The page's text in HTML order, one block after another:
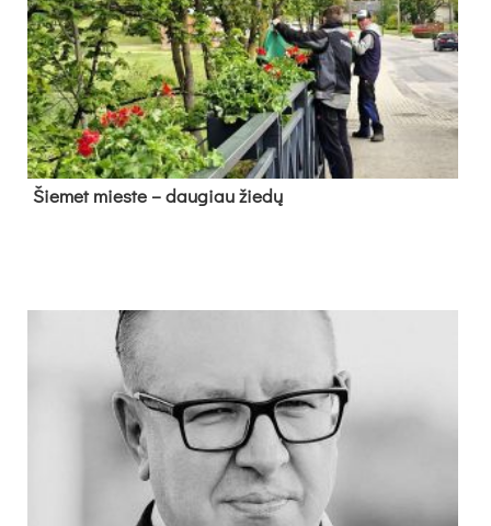
Šie­met mies­te – dau­giau žie­dų